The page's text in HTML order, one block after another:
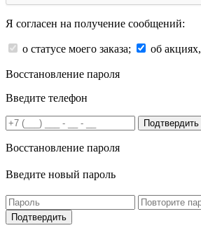
Я согласен на получение сообщений:
о статусе моего заказа; об
Восстановление пароля
Введите телефон
Подтвердить
Восстановление пароля
Введите новый пароль